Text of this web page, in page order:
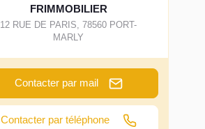
FRIMMOBILIER
12 RUE DE PARIS,78560 PORT-
MARLY
Contacter par mail
Contacter par téléphone